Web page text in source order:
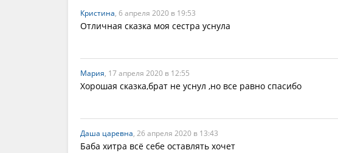
Кристина, 6 апреля 2020 в 19:53
Отличная сказка моя сестра уснула
Мария, 17 апреля 2020 в 12:55
Хорошая сказка,брат не уснул ,но все равно спасибо
Даша царевна, 26 апреля 2020 в 13:43
Баба хитра всё себе оставлять хочет